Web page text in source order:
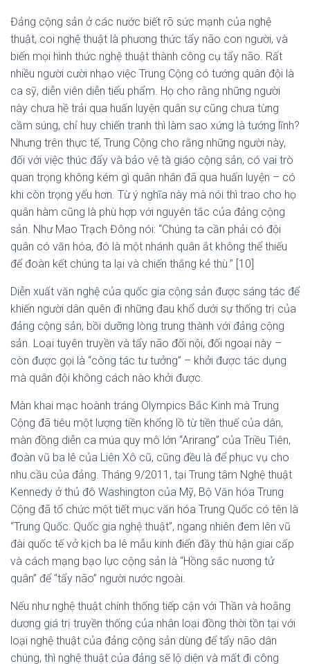
Đảng cộng sản ở các nước biết rõ sức mạnh của nghệ
thuật, coi nghệ thuật là phương thức tẩy não con người, và
biến mọi hình thức nghệ thuật thành công cụ tẩy não. Rất
nhiều người cười nhạo việc Trung Cộng có tướng quân đội là
ca sỹ, diễn viên diễn tiểu phẩm. Họ cho rằng những người
này chưa hề trải qua huấn luyện quân sự cũng chưa từng
cầm súng, chỉ huy chiến tranh thì làm sao xứng là tướng lĩnh?
Nhưng trên thực tế, Trung Cộng cho rằng những người này,
đối với việc thúc đẩy và bảo vệ tà giáo cộng sản, có vai trò
quan trọng không kém gì quân nhân đã qua huấn luyện – có
khi còn trọng yếu hơn. Từ ý nghĩa này mà nói thì trao cho họ
quân hàm cũng là phù hợp với nguyên tắc của đảng cộng
sản. Như Mao Trạch Đông nói: “Chúng ta cần phải có đội
quân có văn hóa, đó là một nhánh quân ắt không thể thiếu
để đoàn kết chúng ta lại và chiến thắng kẻ thù.” [10]
Diễn xuất văn nghệ của quốc gia cộng sản được sáng tác để
khiến người dân quên đi những đau khổ dưới sự thống trị của
đảng cộng sản, bồi dưỡng lòng trung thành với đảng cộng
sản. Loại tuyên truyền và tẩy não đối nội, đối ngoại này –
còn được gọi là “công tác tư tưởng” – khởi được tác dụng
mà quân đội không cách nào khởi được.
Màn khai mạc hoành tráng Olympics Bắc Kinh mà Trung
Cộng đã tiêu một lượng tiền khổng lồ từ tiền thuế của dân,
màn đồng diễn ca múa quy mô lớn “Arirang” của Triều Tiên,
đoàn vũ ba lê của Liên Xô cũ, cũng đều là để phục vụ cho
nhu cầu của đảng. Tháng 9/2011, tại Trung tâm Nghệ thuật
Kennedy ở thủ đô Washington của Mỹ, Bộ Văn hóa Trung
Cộng đã tổ chức một tiết mục văn hóa Trung Quốc có tên là
“Trung Quốc: Quốc gia nghệ thuật”, ngang nhiên đem lên vũ
đài quốc tế vở kịch ba lê mẫu kinh điển đầy thù hận giai cấp
và cách mạng bạo lực cộng sản là “Hồng sắc nương tử
quân” để “tẩy não” người nước ngoài.
Nếu như nghệ thuật chính thống tiếp cận với Thần và hoằng
dương giá trị truyền thống của nhân loại đồng thời tồn tại với
loại nghệ thuật của đảng cộng sản dùng để tẩy não dân
chúng, thì nghệ thuật của đảng sẽ lộ diện và mất đi công